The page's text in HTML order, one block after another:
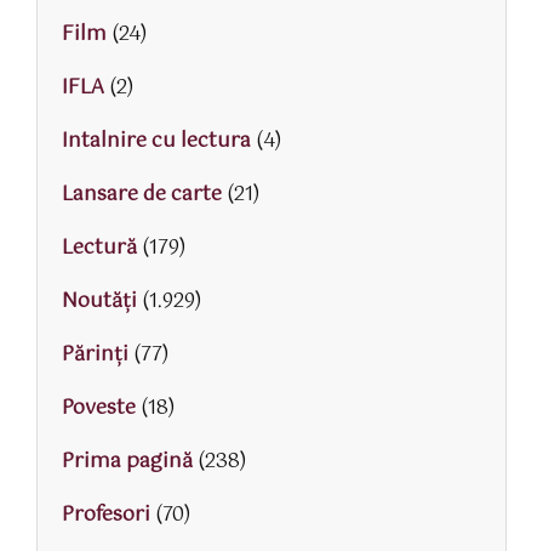
Film (24)
IFLA(2)
Intalnire cu lectura(4)
Lansare de carte(21)
Lectură(179)
Noutăți (1.929)
Părinţi (77)
Poveste(18)
Prima pagină(238)
Profesori (70)